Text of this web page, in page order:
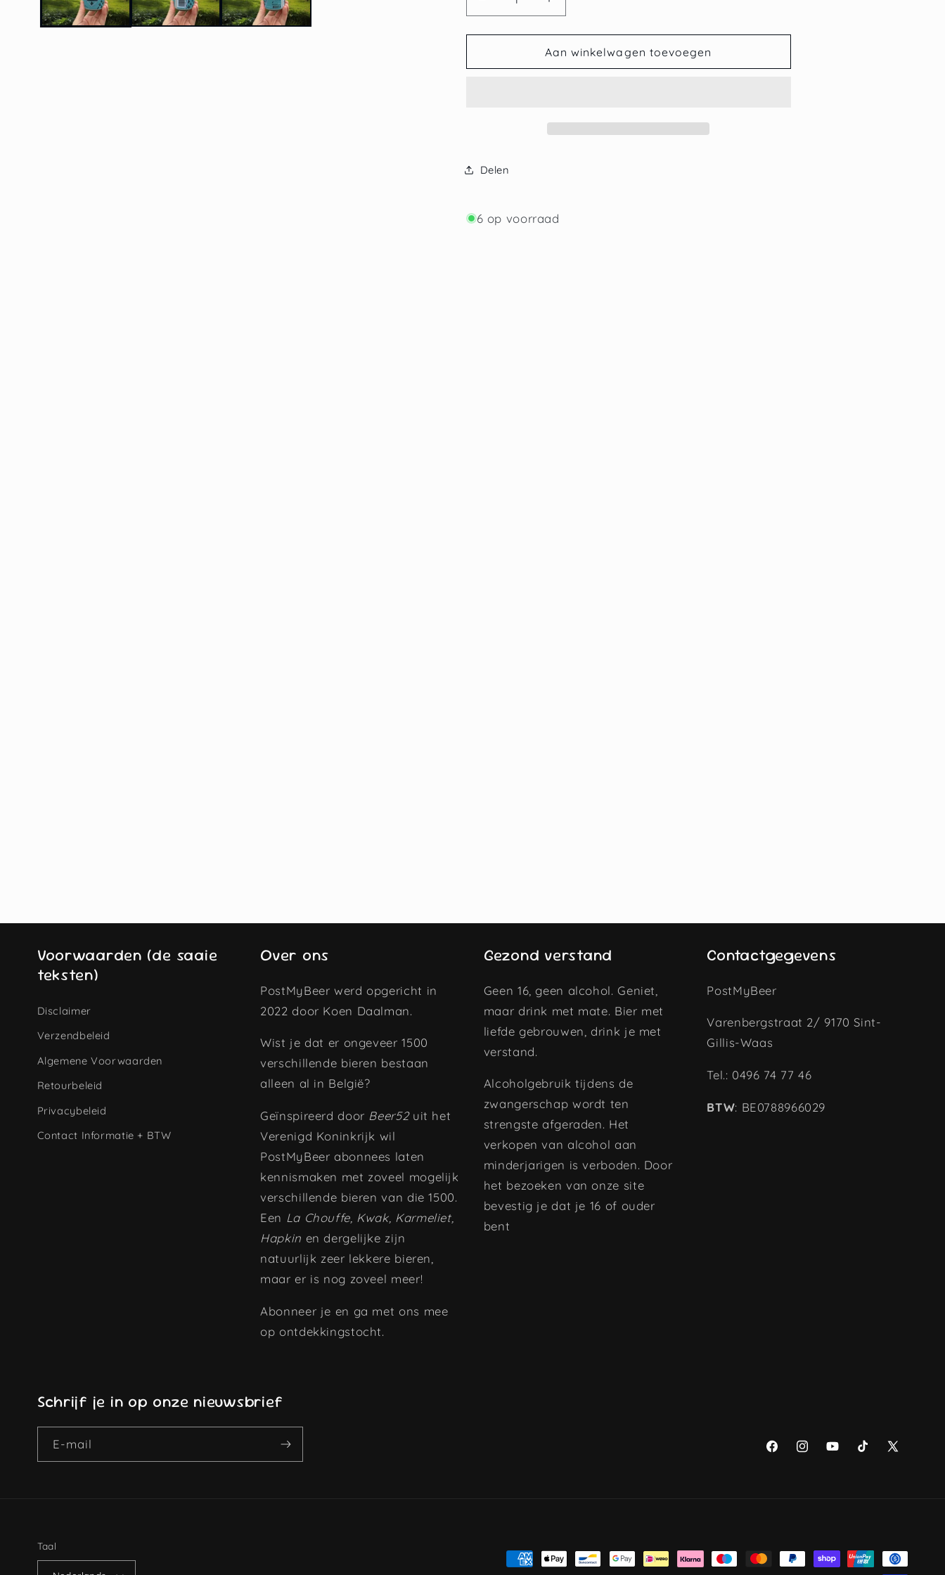
Aantal
verlagen
voor
West
Aantal
verhogen
voor
Far
West
Aan winkelwagen toevoegen
Delen
6 op voorraad
Voorwaarden (de saaie
teksten)
Disclaimer
Verzendbeleid
Algemene Voorwaarden
Retourbeleid
Privacybeleid
Contact Informatie + BTW
Over ons
PostMyBeer werd opgericht in
2022 door Koen Daalman.
Wist je dat er ongeveer 1500
verschillende bieren bestaan
alleen al in België?
Geïnspireerd door Beer52uit het
Verenigd Koninkrijk wil
PostMyBeer abonnees laten
kennismaken met zoveel mogelijk
verschillende bieren van die 1500.
Een La Chouffe, Kwak, Karmeliet,
Hapkin en dergelijke zijn
natuurlijk zeer lekkere bieren,
maar er is nog zoveel meer!
Abonneer je en ga met ons mee
op ontdekkingstocht.
Gezond verstand
Geen 16, geen alcohol. Geniet,
maar drink met mate. Bier met
liefde gebrouwen, drink je met
verstand.
Alcoholgebruik tijdens de
zwangerschap wordt ten
strengste afgeraden. Het
verkopen van alcohol aan
minderjarigen is verboden. Door
het bezoeken van onze site
bevestig je dat je 16 of ouder
bent
Contactgegevens
PostMyBeer
Varenbergstraat 2/ 9170 Sint-
Gillis-Waas
Tel.: 0496 74 77 46
BTW: BE0788966029
Schrijf je in op onze nieuwsbrief
E‑mail
FacebookInstagramYouTubeTikTokX
Taal
Betaalmethoden